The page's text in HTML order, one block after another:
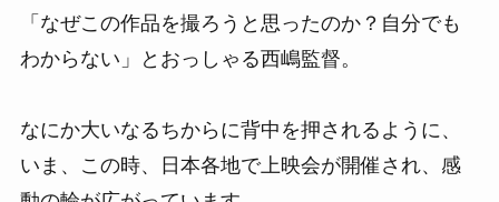
「なぜこの作品を撮ろうと思ったのか？自分でも
わからない」とおっしゃる西嶋監督。
なにか大いなるちからに背中を押されるように、
いま、この時、日本各地で上映会が開催され、感